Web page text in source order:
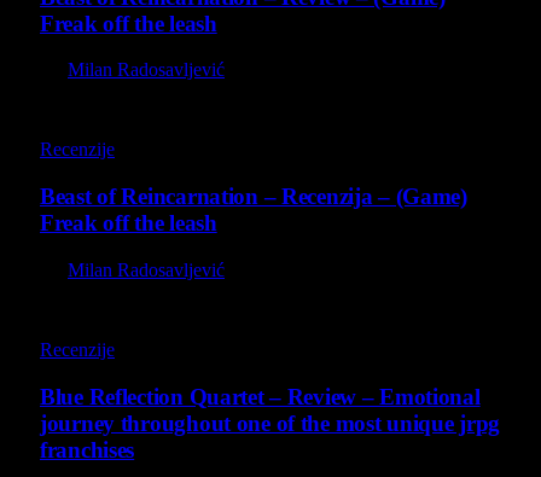
Freak off the leash
Milan Radosavljević
Recenzije
Beast of Reincarnation – Recenzija – (Game)
Freak off the leash
Milan Radosavljević
Recenzije
Blue Reflection Quartet – Review – Emotional
journey throughout one of the most unique jrpg
franchises